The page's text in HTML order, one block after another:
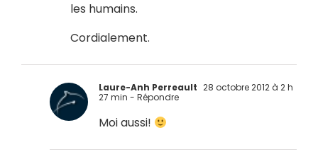
les humains.
Cordialement.
Laure-Anh Perreault 28 octobre 2012 à 2 h
27 min - Répondre
Moi aussi!